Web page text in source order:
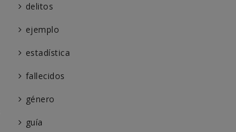
delitos
ejemplo
estadística
fallecidos
género
guía